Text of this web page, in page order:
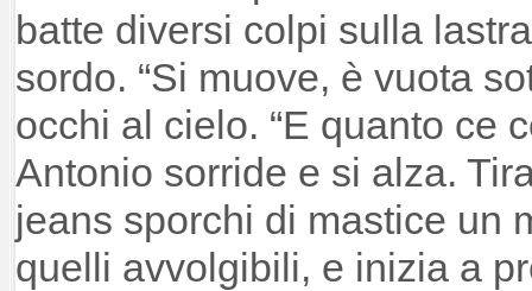
batte diversi colpi sulla
sordo. “Si muove, è vuota
occhi al cielo. “E quanto ce
Antonio sorride e si alza.
jeans sporchi di mastice un
quelli avvolgibili, e inizia a